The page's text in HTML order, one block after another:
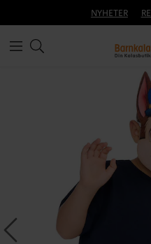
NYHETER